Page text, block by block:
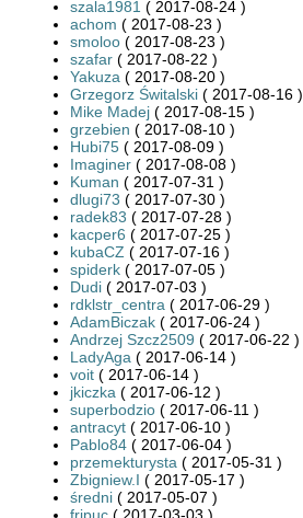
szala1981 ( 2017-08-24 )
achom ( 2017-08-23 )
smoloo ( 2017-08-23 )
szafar ( 2017-08-22 )
Yakuza ( 2017-08-20 )
Grzegorz Świtalski ( 2017-08-16 )
Mike Madej ( 2017-08-15 )
grzebien ( 2017-08-10 )
Hubi75 ( 2017-08-09 )
Imaginer ( 2017-08-08 )
Kuman ( 2017-07-31 )
dlugi73 ( 2017-07-30 )
radek83 ( 2017-07-28 )
kacper6 ( 2017-07-25 )
kubaCZ ( 2017-07-16 )
spiderk ( 2017-07-05 )
Dudi ( 2017-07-03 )
rdklstr_centra ( 2017-06-29 )
AdamBiczak ( 2017-06-24 )
Andrzej Szcz2509 ( 2017-06-22 )
LadyAga ( 2017-06-14 )
voit ( 2017-06-14 )
jkiczka ( 2017-06-12 )
superbodzio ( 2017-06-11 )
antracyt ( 2017-06-10 )
Pablo84 ( 2017-06-04 )
przemekturysta ( 2017-05-31 )
Zbigniew.I ( 2017-05-17 )
średni ( 2017-05-07 )
fripuc ( 2017-03-03 )